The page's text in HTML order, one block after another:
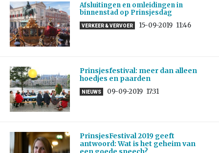
Afsluitingen en omleidingen in
binnenstad op Prinsjesdag
VERKEER & VERVOER 15-09-2019 11:46
Prinsjesfestival: meer dan alleen
hoedjes en paarden
NIEUWS 09-09-2019 17:31
PrinsjesFestival 2019 geeft
antwoord: Wat is het geheim van